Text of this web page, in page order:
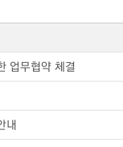
업무협약 체결
내